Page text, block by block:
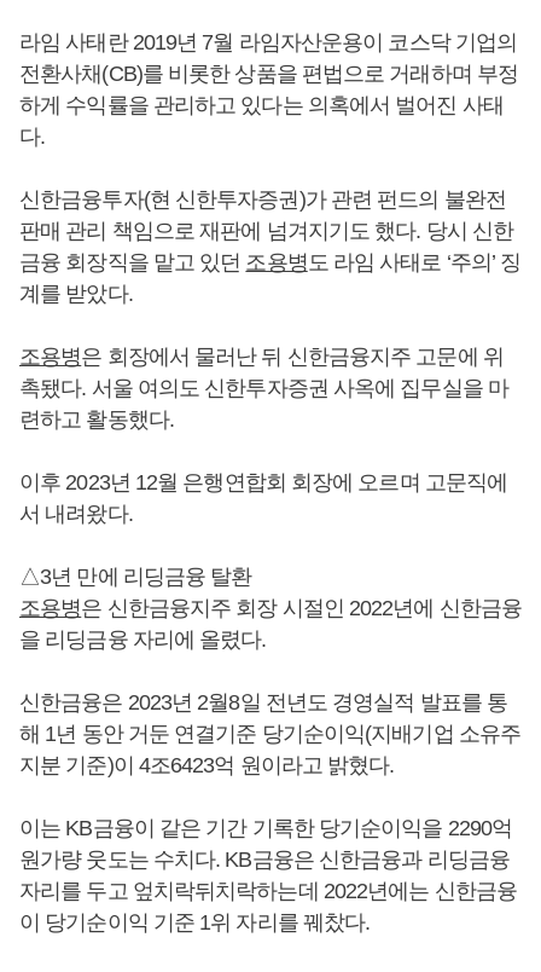
라임 사태란 2019년 7월 라임자산운용이 코스닥 기업의
전환사채(CB)를 비롯한 상품을 편법으로 거래하며 부정
하게 수익률을 관리하고 있다는 의혹에서 벌어진 사태
다.
신한금융투자(현 신한투자증권)가 관련 펀드의 불완전
판매 관리 책임으로 재판에 넘겨지기도 했다. 당시 신한
금융 회장직을 맡고 있던 조용병도 라임 사태로 ‘주의’ 징
계를 받았다.
조용병은 회장에서 물러난 뒤 신한금융지주 고문에 위
촉됐다. 서울 여의도 신한투자증권 사옥에 집무실을 마
련하고 활동했다.
이후 2023년 12월 은행연합회 회장에 오르며 고문직에
서 내려왔다.
△3년 만에 리딩금융 탈환
조용병은 신한금융지주 회장 시절인 2022년에 신한금융
을 리딩금융 자리에 올렸다.
신한금융은 2023년 2월8일 전년도 경영실적 발표를 통
해 1년 동안 거둔 연결기준 당기순이익(지배기업 소유주
지분 기준)이 4조6423억 원이라고 밝혔다.
이는 KB금융이 같은 기간 기록한 당기순이익을 2290억
원가량 웃도는 수치다. KB금융은 신한금융과 리딩금융
자리를 두고 엎치락뒤치락하는데 2022년에는 신한금융
이 당기순이익 기준 1위 자리를 꿰찼다.